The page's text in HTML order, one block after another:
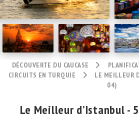
DÉCOUVERTE DU CAUCASE
CIRCUITS EN TURQUIE
LE MEILLEUR
04)
Le Meilleur d’Istanbul -